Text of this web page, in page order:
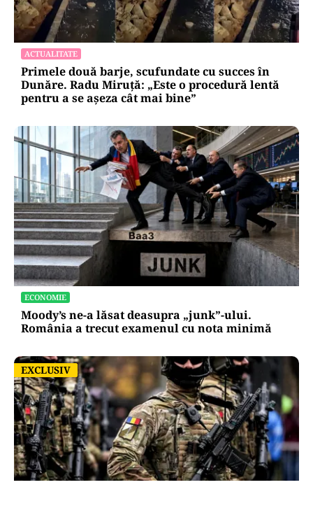
ACTUALITATE
Primele două barje, scufundate cu succes în
Dunăre. Radu Miruță: „Este o procedură lentă
pentru a se așeza cât mai bine”
ECONOMIE
Moody’s ne-a lăsat deasupra „junk”-ului.
România a trecut examenul cu nota minimă
EXCLUSIV
EXCLUSIV